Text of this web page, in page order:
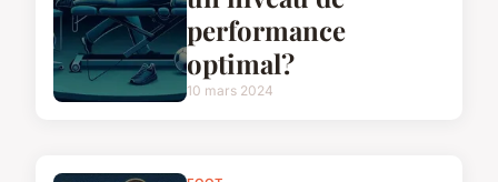
performance
optimal?
10 mars 2024